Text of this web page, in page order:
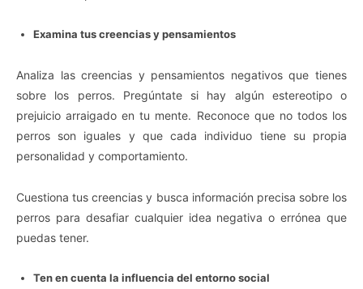
Examina tus creencias y pensamientos
Analiza las creencias y pensamientos negativos que tienes
sobre los perros. Pregúntate si hay algún estereotipo o
prejuicio arraigado en tu mente. Reconoce que no todos los
perros son iguales y que cada individuo tiene su propia
personalidad y comportamiento.
Cuestiona tus creencias y busca información precisa sobre los
perros para desafiar cualquier idea negativa o errónea que
puedas tener.
Ten en cuenta la influencia del entorno social